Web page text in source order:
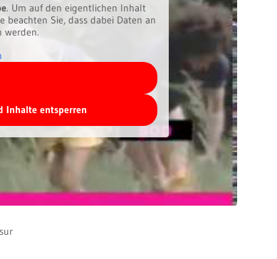
. Um auf den eigentlichen Inhalt
Sie, dass dabei Daten an
werden.
Inhalte entsperren